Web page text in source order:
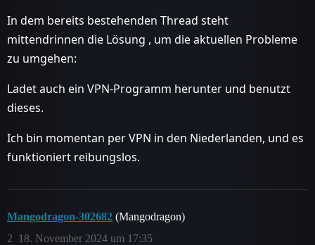
In dem bereits bestehenden Thread steht
mittendrinnen die Lösung , um die aktuellen Probleme
zu umgehen:
Ladet auch ein VPN-Programm herunter und benutzt
dieses.
Ich bin momentan per VPN in den Niederlanden, und es
funktioniert reibungslos.
Mangodragon-302682 (Mangodragon)
18. November 2024 um 17:35
2